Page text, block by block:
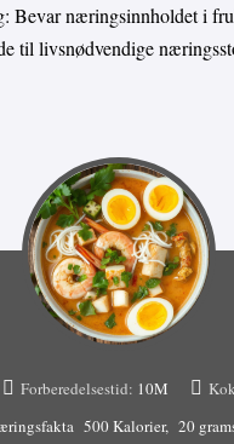
Bevar næringsinnholdet i
til livsnødvendige
Forberedelsestid: 10M
500 Kalorier 20